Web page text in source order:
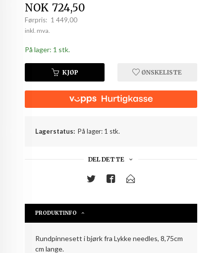
Tilbud
NOK 724,50
Førpris: 1 449,00
Rabatt
inkl. mva.
På lager: 1 stk.
KJØP ØNSKELISTE
Lagerstatus: På lager: 1 stk.
DEL DETTE
PRODUKTINFO
Rundpinnesett i bjørk fra Lykke needles, 8,75cm
cm lange.